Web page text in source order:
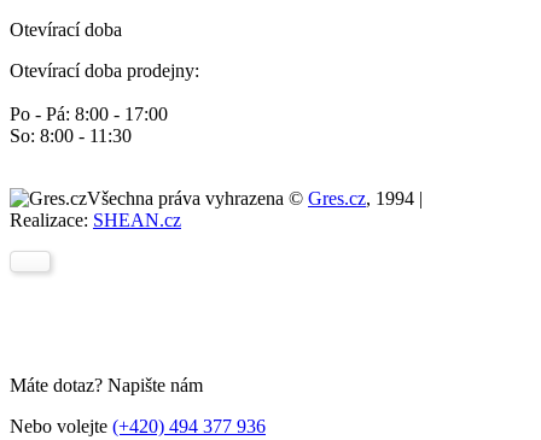
Otevírací doba
Otevírací doba prodejny:
Po - Pá: 8:00 - 17:00
So: 8:00 - 11:30
Všechna práva vyhrazena © Gres.cz, 1994 |
Realizace: SHEAN.cz
Máte dotaz? Napište nám
Nebo volejte (+420) 494 377 936